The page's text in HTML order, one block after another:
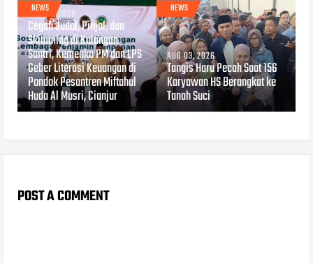
NEWS
AUG 04, 2026
Cegah Judol, Pinjol, dan
Skimming di Kalangan
Santri, Kemenko PM dan LPS
Geber Literasi Keuangan di
Pondok Pesantren Miftahul
Huda Al Musri, Cianjur
NEWS
AUG 03, 2026
Tangis Haru Pecah Saat 156
Karyawan HS Berangkat ke
Tanah Suci
POST A COMMENT